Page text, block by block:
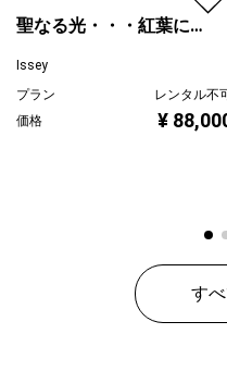
聖なる光・・・紅葉に注
Issey
プラン
レンタル不
価格
¥
す